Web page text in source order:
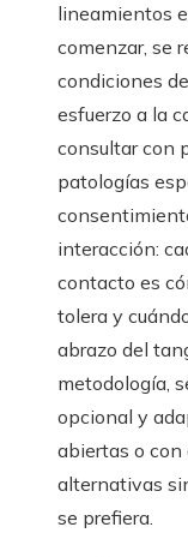
lineamientos
comenzar, se
condiciones
esfuerzo a la
consultar con
patologías
interacción:
contacto es
tolera y
abrazo del
metodología,
opcional y
abiertas o con
alternativas
se prefiera.